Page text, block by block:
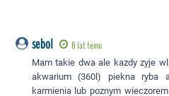
sebol 8 lat temu
Mam takie dwa ale kazdy zyje
akwarium (360l) piekna ryba
karmienia lub poznym